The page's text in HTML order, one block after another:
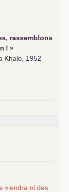
rassemblons
! »
Khalo, 1952
sur le projet
viendra ni des